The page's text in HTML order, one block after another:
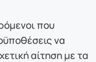
που
να
αίτηση με τα